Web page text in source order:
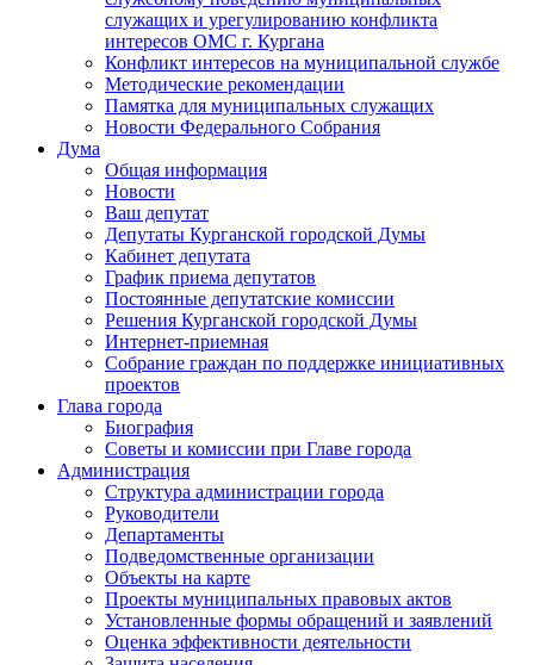
служащих и урегулированию конфликта
интересов ОМС г. Кургана
Конфликт интересов на муниципальной службе
Методические рекомендации
Памятка для муниципальных служащих
Новости Федерального Cобрания
Дума
Общая информация
Новости
Ваш депутат
Депутаты Курганской городской Думы
Кабинет депутата
График приема депутатов
Постоянные депутатские комиссии
Решения Курганской городской Думы
Интернет-приемная
Собрание граждан по поддержке инициативных
проектов
Глава города
Биография
Советы и комиссии при Главе города
Администрация
Структура администрации города
Руководители
Департаменты
Подведомственные организации
Объекты на карте
Проекты муниципальных правовых актов
Установленные формы обращений и заявлений
Оценка эффективности деятельности